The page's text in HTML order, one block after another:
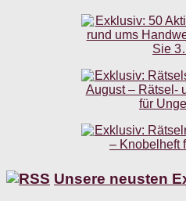
Unsere neusten